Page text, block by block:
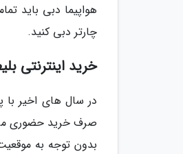
هواپیما دبی باید
چارتر دبی کنید.
خرید اینترنتی
در سال های اخیر با
صرف خرید حضوری می
بدون توجه به